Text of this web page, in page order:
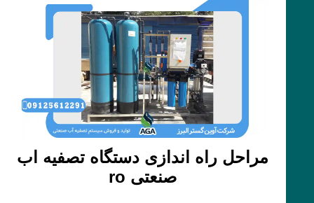
مراحل راه اندازی دستگاه تصفیه اب
صنعتی ro